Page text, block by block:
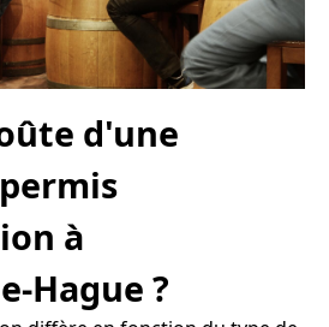
d'une
à
Hague ?